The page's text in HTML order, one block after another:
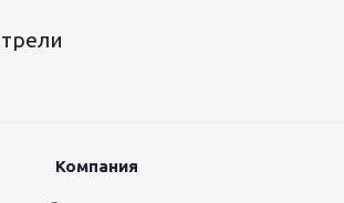
Компания